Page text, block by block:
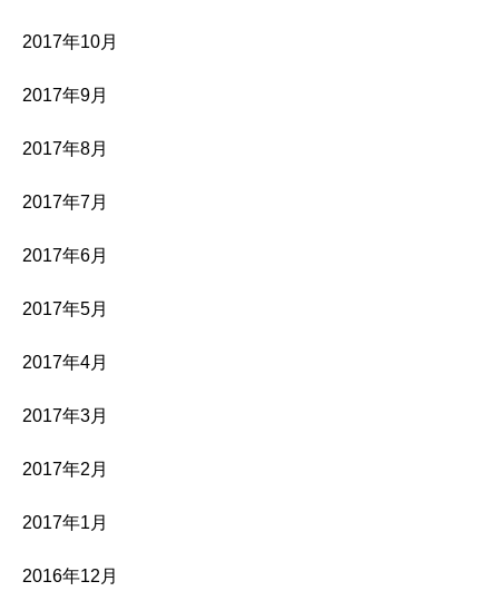
2017年10月
2017年9月
2017年8月
2017年7月
2017年6月
2017年5月
2017年4月
2017年3月
2017年2月
2017年1月
2016年12月